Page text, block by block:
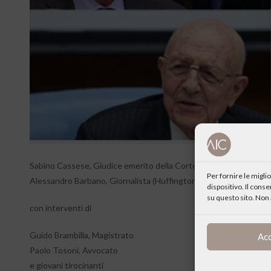
Per fornire le
dispositivo. Il
su questo sito.
Sabino Cassese, Giudice emerito della Corte Costituzionale,
Alessandro Barbano, Giornalista (Huffington Post, Il Foglio,
con interventi di
Guido Brambilla, Magistrato
Paolo Tosoni, Avvocato
e giovani tirocinanti